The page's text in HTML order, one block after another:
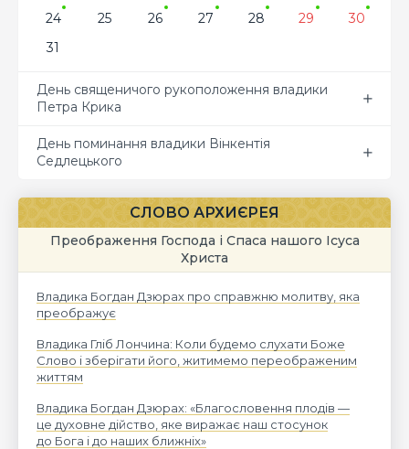
24
25 26 27 28 29
30
31
День священичого рукоположення владики
Петра Крика
День поминання владики Вінкентія
Седлецького
СЛОВО АРХИЄРЕЯ
Преображення Господа і Спаса нашого Ісуса
Христа
Владика Богдан Дзюрах про справжню молитву, яка
преображує
Владика Гліб Лончина: Коли будемо слухати Боже
Слово і зберігати його, житимемо переображеним
життям
Владика Богдан Дзюрах: «Благословення плодів —
це духовне дійство, яке виражає наш стосунок
до Бога і до наших ближніх»